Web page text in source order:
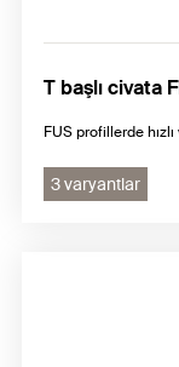
T başlı civata
FUS profillerde
3 varyantlar